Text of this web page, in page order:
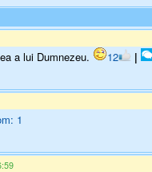
a lui Dumnezeu. 12 |
1